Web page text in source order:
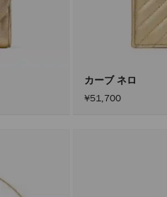
カーブ ネロ
¥51,700